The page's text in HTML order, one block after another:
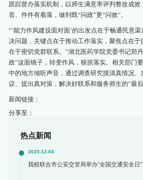
跟踪督办落实机制，以师生满意率评判整改成效
音、件件有着落，做到既“问政”更“问效”。
“‘能力作风建设面对面’的出发点在于畅通民意
决问题，关键点在于推动工作落实，聚焦点在于
在于密切党群联系。”湖北医药学院党委书记郑
政”这面镜子，转变作风，狠抓落实。相关部门
中的地方倾听声音，通过调查研究摸清真情况、
议、提出真对策，解决好联系和服务师生的“最后
新闻链接：
分享至：
热点新闻
2025-12-04
我校联合市公安交管局举办“全国交通安全日